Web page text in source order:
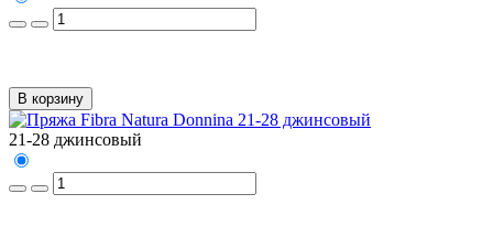
В корзину
21-28 джинсовый